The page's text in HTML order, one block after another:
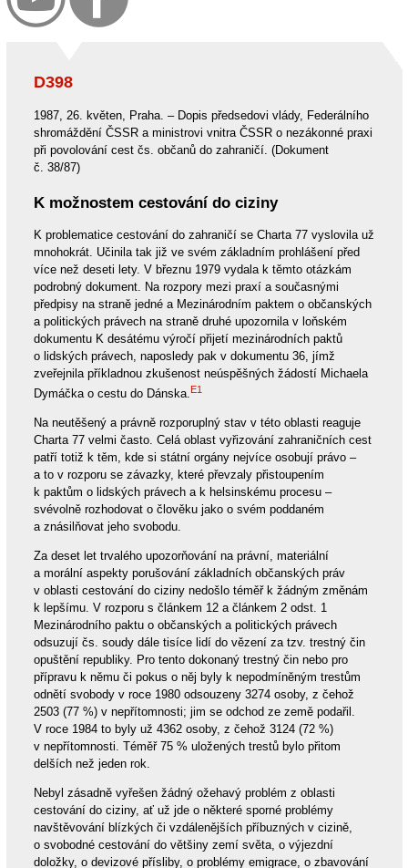
D398
1987, 26. květen, Praha. – Dopis předsedovi vlády, Federálního
shromáždění ČSSR a ministrovi vnitra ČSSR o nezákonné praxi
při povolování cest čs. občanů do zahraničí. (Dokument
č. 38/87)
K možnostem cestování do ciziny
K problematice cestování do zahraničí se Charta 77 vyslovila už
mnohokrát. Učinila tak již ve svém základním prohlášení před
více než deseti lety. V březnu 1979 vydala k těmto otázkám
podrobný dokument. Na rozpory mezi praxí a současnými
předpisy na straně jedné a Mezinárodním paktem o občanských
a politických právech na straně druhé upozornila v loňském
dokumentu K desátému výročí přijetí mezinárodních paktů
o lidských právech, naposledy pak v dokumentu 36, jímž
zveřejnila příkladnou zkušenost neúspěšných žádostí Michaela
Dymáčka o cestu do Dánska.E1
Na neutěšený a právně rozporuplný stav v této oblasti reaguje
Charta 77 velmi často. Celá oblast vyřizování zahraničních cest
patří totiž k těm, kde si státní orgány nejvíce osobují právo –
a to v rozporu se závazky, které převzaly přistoupením
k paktům o lidských právech a k helsinskému procesu –
svévolně rozhodovat o člověku jako o svém poddaném
a znásilňovat jeho svobodu.
Za deset let trvalého upozorňování na právní, materiální
a morální aspekty porušování základních občanských práv
v oblasti cestování do ciziny nedošlo téměř k žádným změnám
k lepšímu. V rozporu s článkem 12 a článkem 2 odst. 1
Mezinárodního paktu o občanských a politických právech
odsuzují čs. soudy dále tisíce lidí do vězení za tzv. trestný čin
opuštění republiky. Pro tento dokonaný trestný čin nebo pro
přípravu k němu či pokus o něj byly k nepodmíněným trestům
odnětí svobody v roce 1980 odsouzeny 3274 osoby, z čehož
2503 (77 %) v nepřítomnosti; jim se odchod ze země podařil.
V roce 1984 to byly už 4362 osoby, z čehož 3124 (72 %)
v nepřítomnosti. Téměř 75 % uložených trestů bylo přitom
delších než jeden rok.
Nebyl zásadně vyřešen žádný ožehavý problém z oblasti
cestování do ciziny, ať už jde o některé sporné problémy
navštěvování blízkých či vzdálenějších příbuzných v cizině,
o svobodné cestování do většiny zemí světa, o výjezdní
doložky, o devizové přísliby, o problémy emigrace, o zbavování